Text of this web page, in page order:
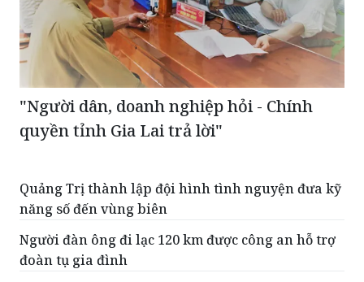
"Người dân, doanh nghiệp hỏi - Chính
quyền tỉnh Gia Lai trả lời"
Quảng Trị thành lập đội hình tình nguyện đưa kỹ
năng số đến vùng biên
Người đàn ông đi lạc 120 km được công an hỗ trợ
đoàn tụ gia đình